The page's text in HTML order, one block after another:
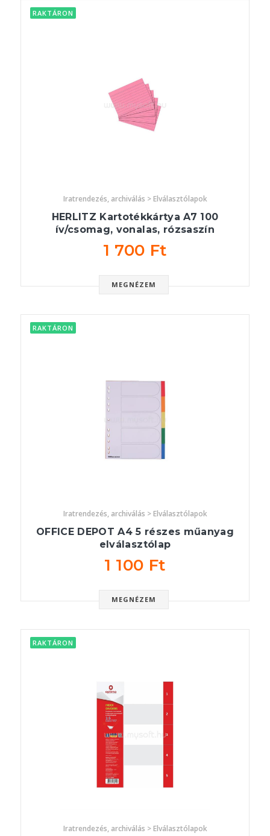
RAKTÁRON
Iratrendezés, archiválás > Elválasztólapok
HERLITZ Kartotékkártya A7 100
ív/csomag, vonalas, rózsaszín
1 700 Ft
MEGNÉZEM
RAKTÁRON
Iratrendezés, archiválás > Elválasztólapok
OFFICE DEPOT A4 5 részes műanyag
elválasztólap
1 100 Ft
MEGNÉZEM
RAKTÁRON
Iratrendezés, archiválás > Elválasztólapok